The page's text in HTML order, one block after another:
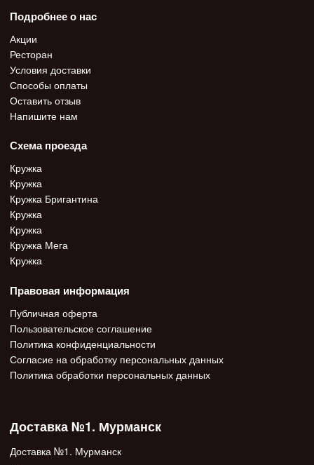
Подробнее о нас
Акции
Ресторан
Условия доставки
Способы оплаты
Оставить отзыв
Напишите нам
Схема проезда
Кружка
Кружка
Кружка Бригантина
Кружка
Кружка
Кружка Мега
Кружка
Правовая информация
Публичная оферта
Пользовательское соглашение
Политика конфиденциальности
Согласие на обработку персональных данных
Политика обработки персональных данных
Доставка №1. Мурманск
Доставка №1. Мурманск